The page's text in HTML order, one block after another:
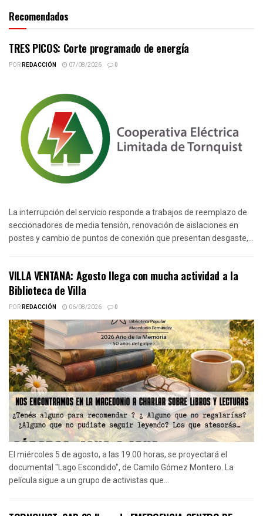
Recomendados
TRES PICOS: Corte programado de energía
PORREDACCIÓN 07/08/2026 0
La interrupción del servicio responde a trabajos de reemplazo de
seccionadores de media tensión, renovación de aislaciones en
postes y cambio de puntos de conexión que presentan desgaste,...
VILLA VENTANA: Agosto llega con mucha actividad a la
Biblioteca de Villa
PORREDACCIÓN 06/08/2026 0
El miércoles 5 de agosto, a las 19.00 horas, se proyectará el
documental "Lago Escondido", de Camilo Gómez Montero. La
película sigue a un grupo de activistas que...